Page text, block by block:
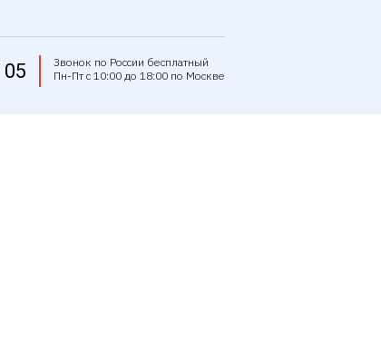
05
Звонок по России бесплатный
Пн-Пт с 10:00 до 18:00 по Москве